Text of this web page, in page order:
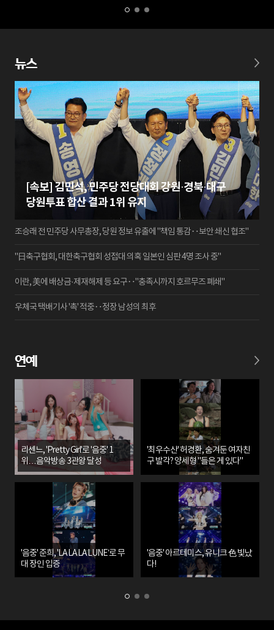
뉴스
[속보] 김민석, 민주당 전당대회 강원·경북·대구
당원투표 합산 결과 1위 유지
조승래 전 민주당 사무총장, 당원 정보 유출에 "책임 통감‥보안 쇄신 협조"
"日축구협회, 대한축구협회 성접대 의혹 일본인 심판 4명 조사 중"
이란, 美에 배상금·제재해제 등 요구‥"충족시까지 호르무즈 폐쇄"
우체국 택배기사 '촉' 적중‥정장 남성의 최후
연예
리센느, 'Pretty Girl'로 '음중' 1
위…음악방송 3관왕 달성
'최우수산' 허경환, 숨겨둔 여자친
구 발각? 양세형 "들은 게 있다"
'음중' 준희, 'LA LA LA LUNE’로 무
대 장인 입증
'음중' 아르테미스, 유니크 色 빛났
다!